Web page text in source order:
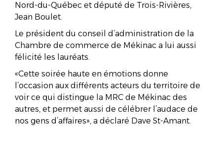
Nord-du-Québec et député de Trois-Rivières,
Jean Boulet.
Le président du conseil d’administration de la
Chambre de commerce de Mékinac a lui aussi
félicité les lauréats.
«Cette soirée haute en émotions donne
l’occasion aux différents acteurs du territoire de
voir ce qui distingue la MRC de Mékinac des
autres, et permet aussi de célébrer l’audace de
nos gens d’affaires», a déclaré Dave St-Amant.